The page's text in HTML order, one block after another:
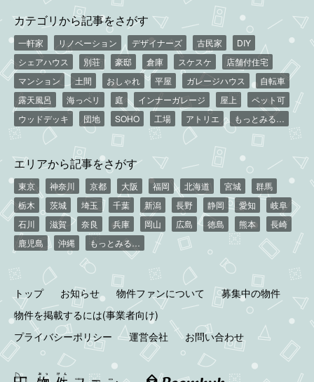
カテゴリから記事をさがす
一軒家 リノベーション デザイナーズ 古民家
DIY
シェアハウス
別荘 豪邸 倉庫 スケスケ
店舗付住宅
マンション
土間 おしゃれ 平屋 ガレージハウス
自転車
露天風呂
海っペリ 庭 インナーガレージ 屋上
ペット可
ウッドデッキ
団地 SOHO 工場 アトリエ もっとみる…
エリアから記事をさがす
東京 神奈川 京都 大阪 福岡 北海道 宮城
群馬
栃木
茨城 埼玉 千葉 新潟 長野 静岡 愛知
岐阜
石川
滋賀 奈良 兵庫 岡山 広島 徳島 熊本
長崎
鹿児島
沖縄 もっとみる…
トップ お知らせ 物件ファンについて
募集中の物件
物件を掲載するには(事業者向け)
プライバシーポリシー
運営会社 お問い合わせ